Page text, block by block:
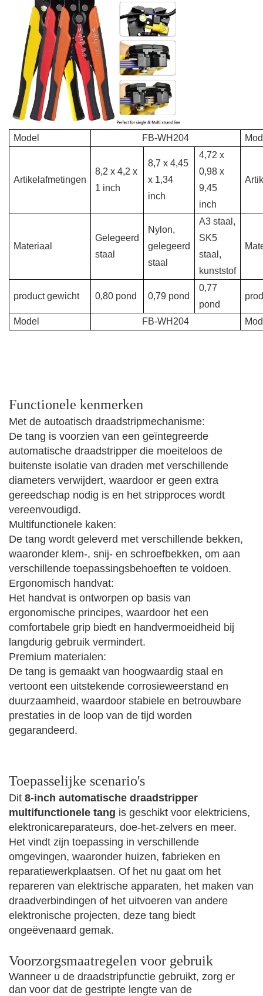
Model FB-WH204
Artikelafmetingen
8,2 x 4,2 x
1 inch
8,7 x 4,45
x 1,34
inch
4,72 x
0,98 x
9,45
inch
Materiaal
Gelegeerd
staal
Nylon,
gelegeerd
staal
A3 staal,
SK5
staal,
kunststof
product gewicht 0,80 pond 0,79 pond
0,77
pond
Model FB-WH204
Functionele kenmerken
Met de autoatisch draadstripmechanisme:
De tang is voorzien van een geïntegreerde
automatische draadstripper die moeiteloos de
buitenste isolatie van draden met verschillende
diameters verwijdert, waardoor er geen extra
gereedschap nodig is en het stripproces wordt
vereenvoudigd.
Multifunctionele kaken:
De tang wordt geleverd met verschillende bekken,
waaronder klem-, snij- en schroefbekken, om aan
verschillende toepassingsbehoeften te voldoen.
Ergonomisch handvat:
Het handvat is ontworpen op basis van
ergonomische principes, waardoor het een
comfortabele grip biedt en handvermoeidheid bij
langdurig gebruik vermindert.
Premium materialen:
De tang is gemaakt van hoogwaardig staal en
vertoont een uitstekende corrosieweerstand en
duurzaamheid, waardoor stabiele en betrouwbare
prestaties in de loop van de tijd worden
gegarandeerd.
Toepasselijke scenario's
Dit 8-inch automatische draadstripper
multifunctionele tang is geschikt voor elektriciens,
elektronicareparateurs, doe-het-zelvers en meer.
Het vindt zijn toepassing in verschillende
omgevingen, waaronder huizen, fabrieken en
reparatiewerkplaatsen. Of het nu gaat om het
repareren van elektrische apparaten, het maken van
draadverbindingen of het uitvoeren van andere
elektronische projecten, deze tang biedt
ongeëvenaard gemak.
Voorzorgsmaatregelen voor gebruik
Wanneer u de draadstripfunctie gebruikt, zorg er
dan voor dat de gestripte lengte van de